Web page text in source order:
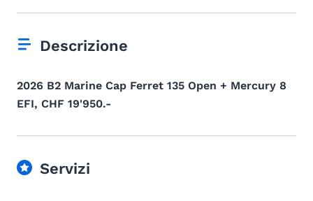
Descrizione
2026 B2 Marine Cap Ferret 135 Open + Mercury 8
EFI, CHF 19'950.-
Servizi